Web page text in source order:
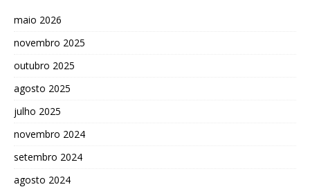
maio 2026
novembro 2025
outubro 2025
agosto 2025
julho 2025
novembro 2024
setembro 2024
agosto 2024